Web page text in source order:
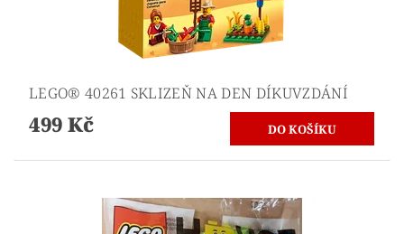
LEGO® 40261 SKLIZEŇ NA DEN DÍKUVZDÁNÍ
499 Kč